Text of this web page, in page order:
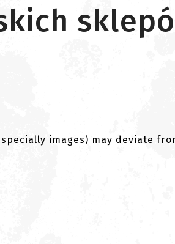
images) may deviate